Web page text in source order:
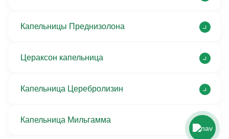
Капельницы Преднизолона
Цераксон капельница
Капельница Церебролизин
Капельница Мильгамма